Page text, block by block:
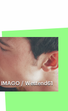
IMAGO / Westend61